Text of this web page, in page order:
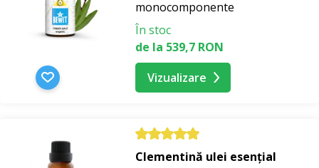
monocomponente
În stoc
de la 539,7 RON
Vizualizare
Clementină ulei esențial